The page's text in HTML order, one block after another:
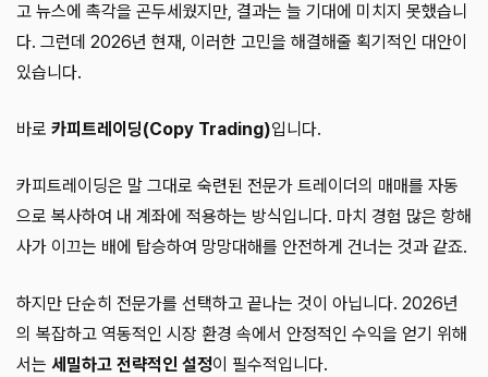
고 뉴스에 촉각을 곤두세웠지만, 결과는 늘 기대에 미치지 못했습니
다. 그런데 2026년 현재, 이러한 고민을 해결해줄 획기적인 대안이
있습니다.
바로 카피트레이딩(Copy Trading)입니다.
카피트레이딩은 말 그대로 숙련된 전문가 트레이더의 매매를 자동
으로 복사하여 내 계좌에 적용하는 방식입니다. 마치 경험 많은 항해
사가 이끄는 배에 탑승하여 망망대해를 안전하게 건너는 것과 같죠.
하지만 단순히 전문가를 선택하고 끝나는 것이 아닙니다. 2026년
의 복잡하고 역동적인 시장 환경 속에서 안정적인 수익을 얻기 위해
서는 세밀하고 전략적인 설정이 필수적입니다.